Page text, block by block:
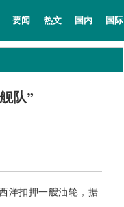
要闻 热文 国内 国际
队”
洋扣押一艘油轮，据